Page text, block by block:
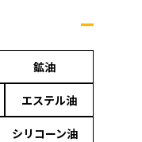
鉱油
エステル油
シリコーン油